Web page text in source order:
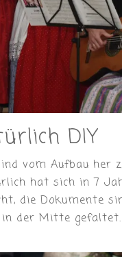
DIY
vom Aufbau her
hat sich in 7
die Dokumente
der Mitte